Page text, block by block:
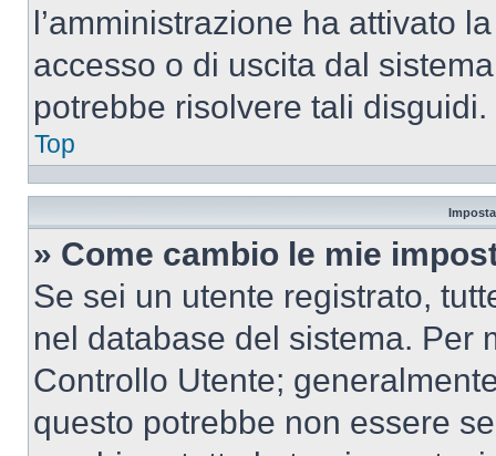
l’amministrazione ha attivato
accesso o di uscita dal
potrebbe risolvere tali disguidi.
Top
» Come cambio le mie
Se sei un utente registrato,
nel database del sistema. Per
Controllo Utente;
questo potrebbe non essere